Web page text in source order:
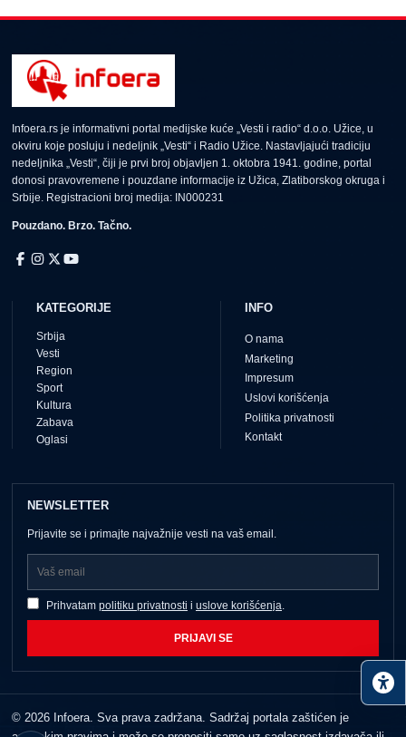
Infoera.rs je informativni portal medijske kuće „Vesti i radio“ d.o.o. Užice, u
okviru koje posluju i nedeljnik „Vesti“ i Radio Užice. Nastavljajući tradiciju
nedeljnika „Vesti“, čiji je prvi broj objavljen 1. oktobra 1941. godine, portal
donosi pravovremene i pouzdane informacije iz Užica, Zlatiborskog okruga i
Srbije. Registracioni broj medija: IN000231
Pouzdano. Brzo. Tačno.
KATEGORIJE
Srbija
Vesti
Region
Sport
Kultura
Zabava
Oglasi
INFO
O nama
Marketing
Impresum
Uslovi korišćenja
Politika privatnosti
Kontakt
NEWSLETTER
Prijavite se i primajte najvažnije vesti na vaš email.
Prihvatam politiku privatnosti i uslove korišćenja.
PRIJAVI SE
© 2026 Infoera. Sva prava zadržana. Sadržaj portala zaštićen je